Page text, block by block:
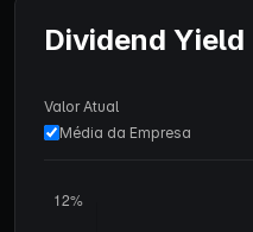
Dividend Yield
Valor Atual
Média da Empresa